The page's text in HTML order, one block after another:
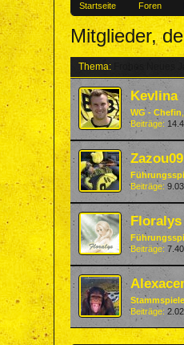
Startseite Foren
Mitglieder,
Thema:
Kevlina
WG - Chefin
Beiträge:
Zazou09
Beiträge:
Floralys
Beiträge:
Beiträge: